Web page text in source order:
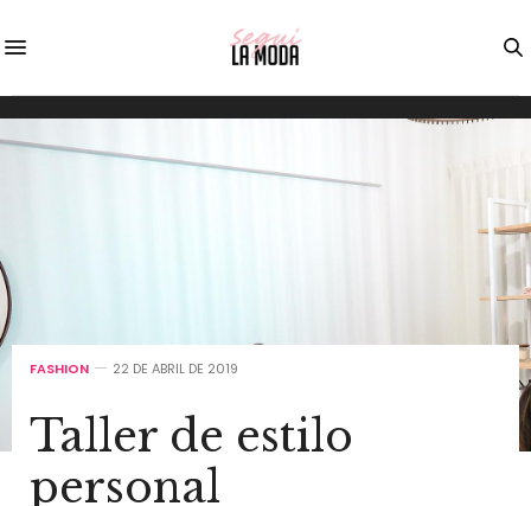
FASHION 22 DE ABRIL DE 2019
Taller de estilo
personal